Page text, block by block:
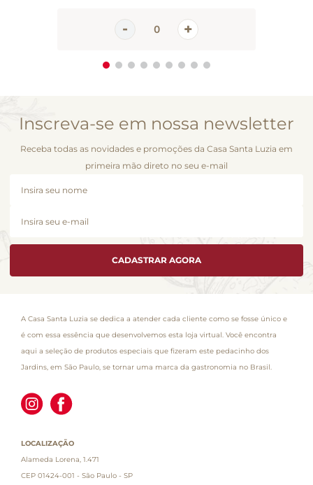
Inscreva-se em nossa newsletter
Receba todas as novidades e promoções da Casa Santa Luzia em
primeira mão direto no seu e-mail
CADASTRAR AGORA
A Casa Santa Luzia se dedica a atender cada cliente como se fosse único e
é com essa essência que desenvolvemos esta loja virtual. Você encontra
aqui a seleção de produtos especiais que fizeram este pedacinho dos
Jardins, em São Paulo, se tornar uma marca da gastronomia no Brasil.
LOCALIZAÇÃO
Alameda Lorena, 1.471
CEP 01424-001 - São Paulo - SP